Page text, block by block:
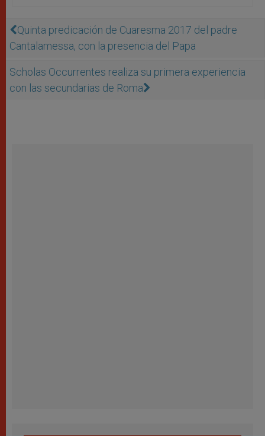
Quinta predicación de Cuaresma 2017 del padre
Cantalamessa, con la presencia del Papa
Scholas Occurrentes realiza su primera experiencia
con las secundarias de Roma